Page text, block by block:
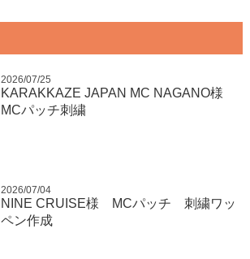
2026/07/25
KARAKKAZE JAPAN MC NAGANO様
MCパッチ刺繍
2026/07/04
NINE CRUISE様 MCパッチ 刺繍ワッ
ペン作成